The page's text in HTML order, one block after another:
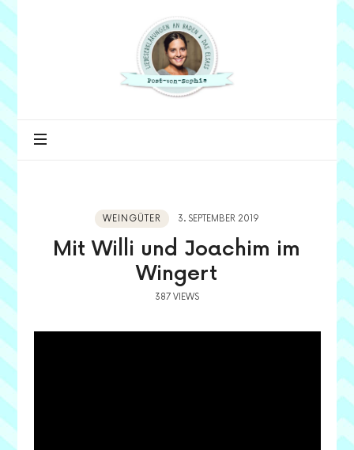
Post
von
Sophie
WEINGÜTER 3. SEPTEMBER 2019
Mit Willi und Joachim im
Wingert
387 VIEWS